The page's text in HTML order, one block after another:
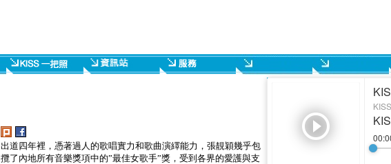
出道四年裡，憑著過人的歌唱實力和歌曲演繹能力，張靚穎幾乎包
攬了內地所有音樂獎項中的”最佳女歌手”獎，受到各界的愛護與支